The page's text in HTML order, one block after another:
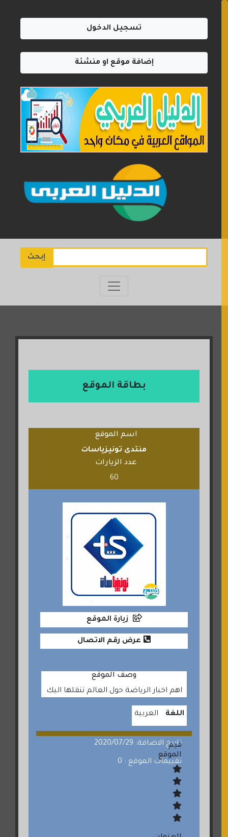
تسجيل الدخول
إضافة موقع او منشئة
إبحث
بطاقة الموقع
اسم الموقع
منتدى تونيزياسات
عدد الزيارات
60
زيارة الموقع
عرض رقم الاتصال
وصف الموقع
اهم اخبار الرياضة حول العالم ننقلها اليك
اللغة العربية
تاريخ الاضافة: 2020/07/29
تقييمات الموقع : 0
قيم
الموقع